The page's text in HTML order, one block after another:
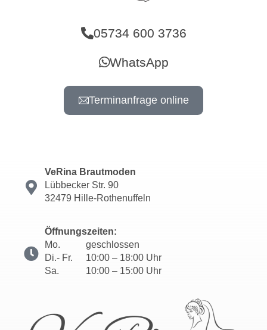
05734 600 3736
WhatsApp
Terminanfrage online
VeRina Brautmoden
Lübbecker Str. 90
32479 Hille-Rothenuffeln
Öffnungszeiten:
Mo.
geschlossen
Di.- Fr.
10:00 – 18:00 Uhr
Sa.
10:00 – 15:00 Uhr